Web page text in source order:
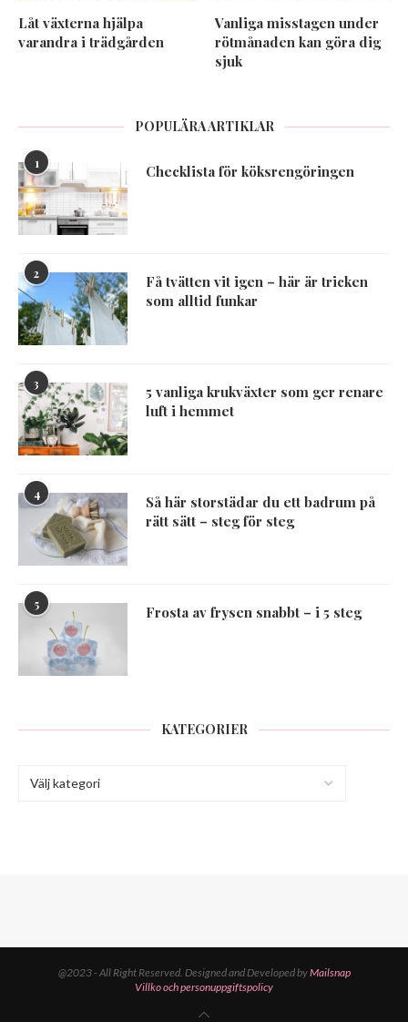
Låt växterna hjälpa
varandra i trädgården
Vanliga misstagen under
rötmånaden kan göra dig
sjuk
POPULÄRA ARTIKLAR
1 Checklista för köksrengöringen
2
Få tvätten vit igen – här är tricken
som alltid funkar
3
5 vanliga krukväxter som ger renare
luft i hemmet
4
Så här storstädar du ett badrum på
rätt sätt – steg för steg
5 Frosta av frysen snabbt – i 5 steg
KATEGORIER
@2023 - All Right Reserved. Designed and Developed byMailsnap
Villko och personuppgiftspolicy